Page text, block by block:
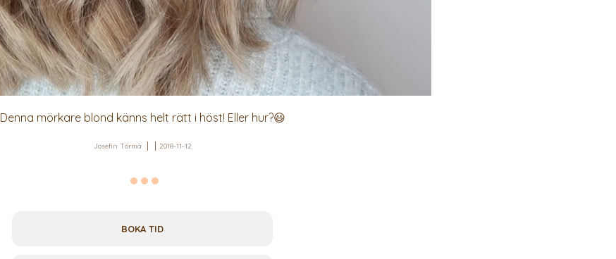
Denna mörkare blond känns helt rätt i höst! Eller hur?😃
Josefin Törmä 2018-11-12
BOKA TID